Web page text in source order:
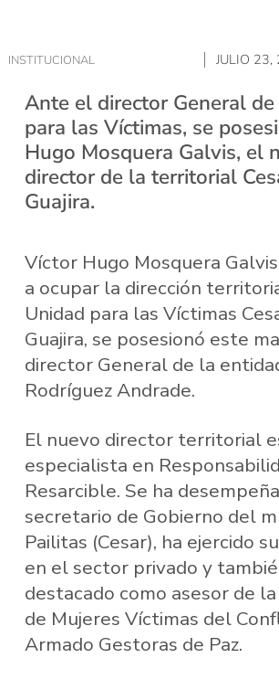
INSTITUCIONAL JULIO 23,
Ante el director General
para las Víctimas, se
Hugo Mosquera Galvis, el
director de la territorial
Guajira.
Víctor Hugo Mosquera
a ocupar la dirección
Unidad para las Víctimas
Guajira, se posesionó este
director General de la
Rodríguez Andrade.
El nuevo director territorial
especialista en
Resarcible. Se ha
secretario de Gobierno del
Pailitas (Cesar), ha ejercido
en el sector privado y
destacado como asesor de
de Mujeres Víctimas del
Armado Gestoras de Paz.